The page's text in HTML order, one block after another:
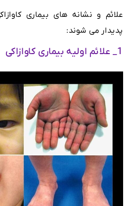
پدیدار می شوند:
1_ علائم اولیه بیماری کاوازاکی